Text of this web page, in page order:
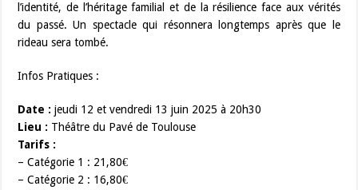
l’identité, de l’héritage familial et de la résilience face aux vérités
du passé. Un spectacle qui résonnera longtemps après que le
rideau sera tombé.
Infos Pratiques :
Date :jeudi 12 et vendredi 13 juin 2025 à 20h30
Lieu : Théâtre du Pavé de Toulouse
Tarifs :
– Catégorie 1 : 21,80€
– Catégorie 2 : 16,80€